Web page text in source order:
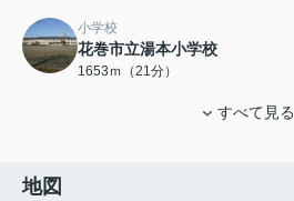
小学校
花巻市立湯本小学校
1653ｍ（21分）
すべて見る
地図